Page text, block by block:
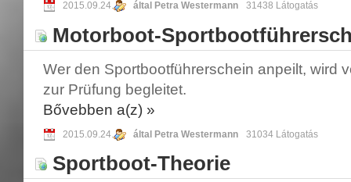
2015.09.24. által Petra Westermann 31438 Látogatás
Motorboot-
Wer den Sportbootführerschein anpeilt, wird
zur Prüfung begleitet.
Bővebben a(z) »
2015.09.24. által Petra Westermann 31034 Látogatás
Sportboot-Theorie